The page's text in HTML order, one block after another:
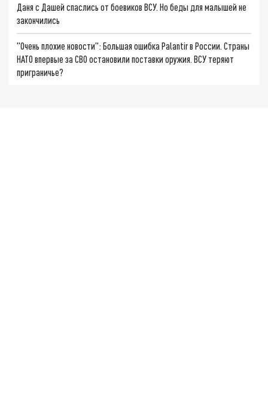
Даня с Дашей спаслись от боевиков ВСУ. Но беды для малышей не
закончились
"Очень плохие новости": Большая ошибка Palantir в России. Страны
НАТО впервые за СВО остановили поставки оружия. ВСУ теряют
приграничье?